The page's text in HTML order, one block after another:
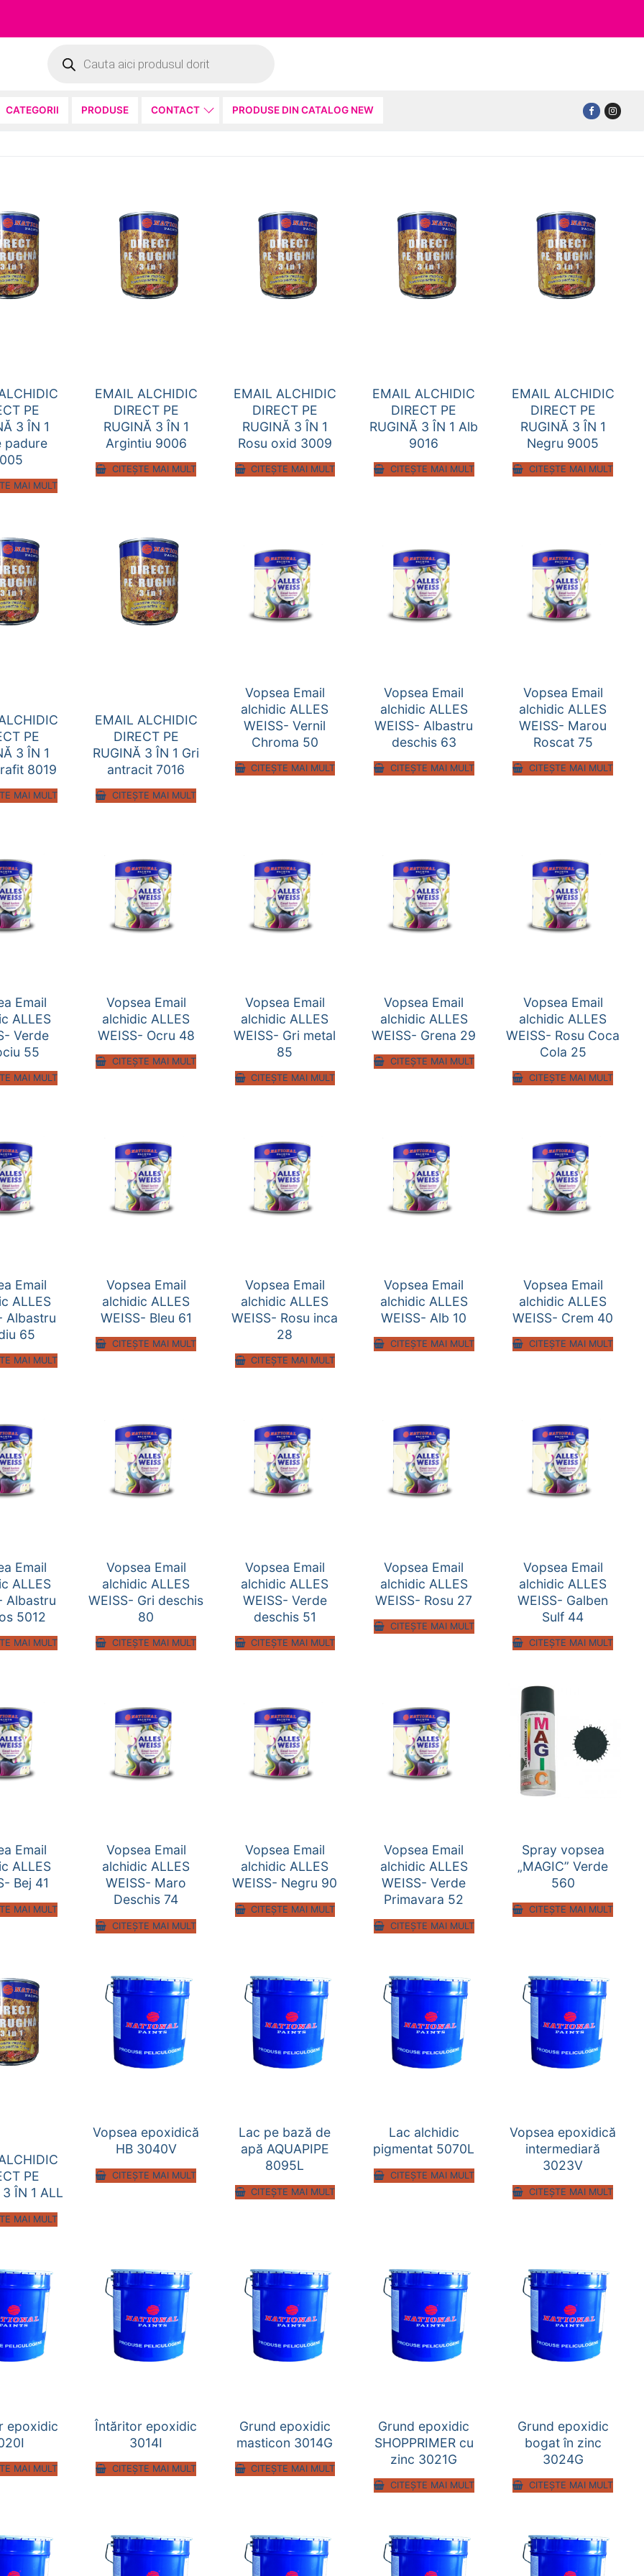
search
CATEGORII PRODUSE CONTACT PRODUSE DIN CATALOG NEW
PE
3 ÎN 1
padure
MAI MULT
EMAIL ALCHIDIC
DIRECT PE
RUGINĂ 3 ÎN 1
Argintiu 9006
CITEȘTE MAI MULT
EMAIL ALCHIDIC
DIRECT PE
RUGINĂ 3 ÎN 1
Rosu oxid 3009
CITEȘTE MAI MULT
EMAIL ALCHIDIC
DIRECT PE
RUGINĂ 3 ÎN 1 Alb
9016
CITEȘTE MAI MULT
EMAIL ALCHIDIC
DIRECT PE
RUGINĂ 3 ÎN 1
Negru 9005
CITEȘTE MAI MULT
PE
3 ÎN 1
8019
MAI MULT
EMAIL ALCHIDIC
DIRECT PE
RUGINĂ 3 ÎN 1 Gri
antracit 7016
CITEȘTE MAI MULT
Vopsea Email
alchidic ALLES
WEISS- Vernil
Chroma 50
CITEȘTE MAI MULT
Vopsea Email
alchidic ALLES
WEISS- Albastru
deschis 63
CITEȘTE MAI MULT
Vopsea Email
alchidic ALLES
WEISS- Marou
Roscat 75
CITEȘTE MAI MULT
Email
ALLES
Verde
55
MAI MULT
Vopsea Email
alchidic ALLES
WEISS- Ocru 48
CITEȘTE MAI MULT
Vopsea Email
alchidic ALLES
WEISS- Gri metal
85
CITEȘTE MAI MULT
Vopsea Email
alchidic ALLES
WEISS- Grena 29
CITEȘTE MAI MULT
Vopsea Email
alchidic ALLES
WEISS- Rosu Coca
Cola 25
CITEȘTE MAI MULT
Email
ALLES
Albastru
65
MAI MULT
Vopsea Email
alchidic ALLES
WEISS- Bleu 61
CITEȘTE MAI MULT
Vopsea Email
alchidic ALLES
WEISS- Rosu inca
28
CITEȘTE MAI MULT
Vopsea Email
alchidic ALLES
WEISS- Alb 10
CITEȘTE MAI MULT
Vopsea Email
alchidic ALLES
WEISS- Crem 40
CITEȘTE MAI MULT
Email
ALLES
Albastru
5012
MAI MULT
Vopsea Email
alchidic ALLES
WEISS- Gri deschis
80
CITEȘTE MAI MULT
Vopsea Email
alchidic ALLES
WEISS- Verde
deschis 51
CITEȘTE MAI MULT
Vopsea Email
alchidic ALLES
WEISS- Rosu 27
CITEȘTE MAI MULT
Vopsea Email
alchidic ALLES
WEISS- Galben
Sulf 44
CITEȘTE MAI MULT
Email
ALLES
Bej 41
MAI MULT
Vopsea Email
alchidic ALLES
WEISS- Maro
Deschis 74
CITEȘTE MAI MULT
Vopsea Email
alchidic ALLES
WEISS- Negru 90
CITEȘTE MAI MULT
Vopsea Email
alchidic ALLES
WEISS- Verde
Primavara 52
CITEȘTE MAI MULT
Spray vopsea
„MAGIC” Verde
560
CITEȘTE MAI MULT
PE
3 ÎN 1 ALL
MAI MULT
Vopsea epoxidică
HB 3040V
CITEȘTE MAI MULT
Lac pe bază de
apă AQUAPIPE
8095L
CITEȘTE MAI MULT
Lac alchidic
pigmentat 5070L
CITEȘTE MAI MULT
Vopsea epoxidică
intermediară
3023V
CITEȘTE MAI MULT
epoxidic
MAI MULT
Întăritor epoxidic
3014I
CITEȘTE MAI MULT
Grund epoxidic
masticon 3014G
CITEȘTE MAI MULT
Grund epoxidic
SHOPPRIMER cu
zinc 3021G
CITEȘTE MAI MULT
Grund epoxidic
bogat în zinc
3024G
CITEȘTE MAI MULT